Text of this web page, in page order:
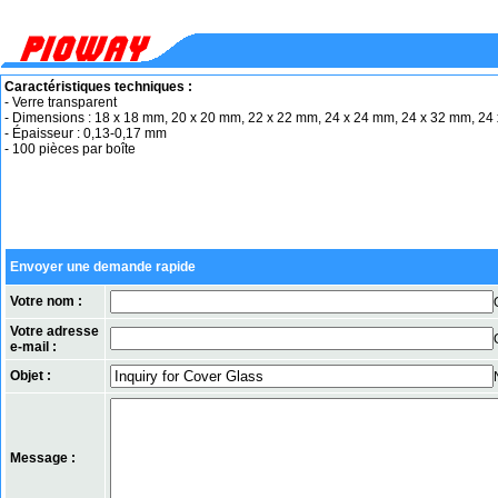
Caractéristiques techniques :
- Verre transparent
- Dimensions : 18 x 18 mm, 20 x 20 mm, 22 x 22 mm, 24 x 24 mm, 24 x 32 mm, 24
- Épaisseur : 0,13-0,17 mm
- 100 pièces par boîte
Envoyer une demande rapide
Votre nom :
Votre adresse
e-mail :
Objet :
Message :